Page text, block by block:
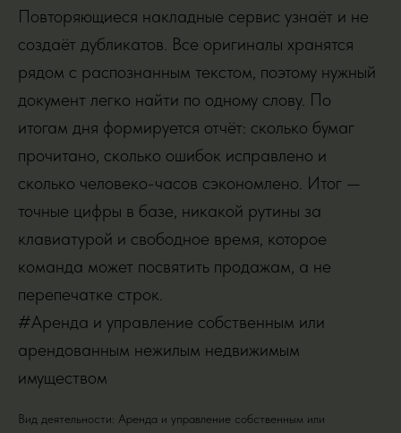
Повторяющиеся накладные сервис узнаёт и не
создаёт дубликатов. Все оригиналы хранятся
рядом с распознанным текстом, поэтому нужный
документ легко найти по одному слову. По
итогам дня формируется отчёт: сколько бумаг
прочитано, сколько ошибок исправлено и
сколько человеко-часов сэкономлено. Итог —
точные цифры в базе, никакой рутины за
клавиатурой и свободное время, которое
команда может посвятить продажам, а не
перепечатке строк.
#Аренда и управление собственным или
арендованным нежилым недвижимым
имуществом
Вид деятельности: Аренда и управление собственным или